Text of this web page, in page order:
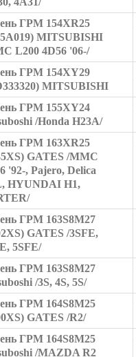
ГРМ 154XR25
MITSUBISHI
L200 4D56 '06-/
ГРМ 154XY29
MITSUBISHI
ГРМ 155XY24
/Honda H23A/
ГРМ 163XR25
GATES /MMC
'92-, Pajero, Delica
HYUNDAI H1,
ГРМ 163S8M27
GATES /3SFE,
5SFE/
ГРМ 163S8M27
/3S, 4S, 5S/
ГРМ 164S8M25
GATES /R2/
ГРМ 164S8M25
/MAZDA R2